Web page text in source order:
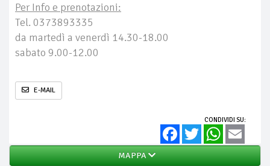
Per Info e prenotazioni:
Tel. 0373893335
da martedì a venerdì 14.30-18.00
sabato 9.00-12.00
E-MAIL
CONDIVIDI SU:
FacebookTwitter WhatsApp
MAPPA